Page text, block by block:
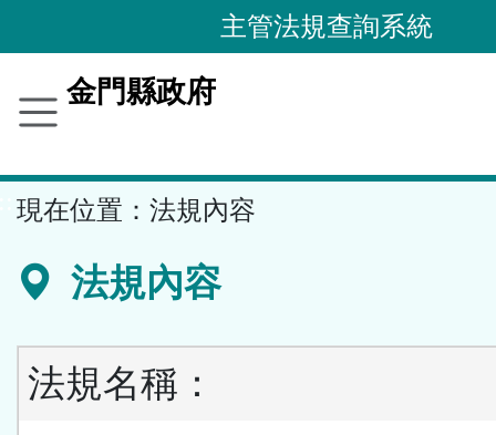
到
要
容
區
主管法規查詢系統
金門縣政府
現在位置： 法規內容
法規內容
法規名稱：